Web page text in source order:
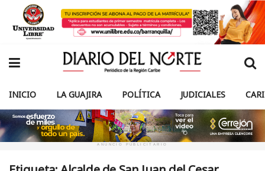
INICIO LA GUAJIRA POLÍTICA JUDICIALES
ANUNCIO PUBLICITARIO